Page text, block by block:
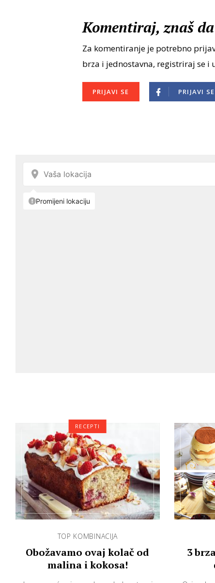
Komentiraj, znaš
Za komentiranje je potrebno
brza i jednostavna, registriraj se i
PRIJAVI SE PRIJAVI SE
TOP KOMBINACIJA
Obožavamo ovaj kolač od
malina i kokosa!
RECEPTI
3